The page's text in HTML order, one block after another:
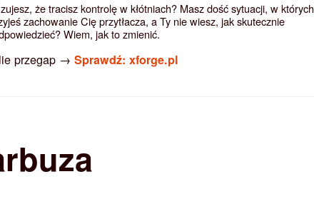
że tracisz kontrolę w kłótniach? Masz dość sytuacji, w których
zachowanie Cię przytłacza, a Ty nie wiesz, jak skutecznie
Wiem, jak to zmienić.
przegap → Sprawdź: xforge.pl